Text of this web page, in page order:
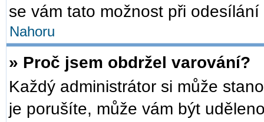
se vám tato možnost při
Nahoru
» Proč jsem obdržel varování?
Každý administrátor si může
je porušíte, může vám být